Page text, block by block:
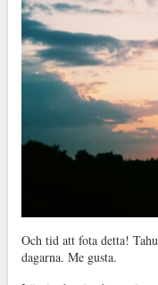
Och tid att fota detta!
dagarna. Me gusta.